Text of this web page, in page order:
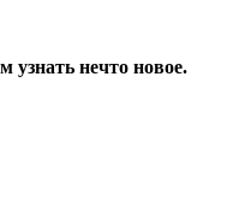
узнать нечто новое.